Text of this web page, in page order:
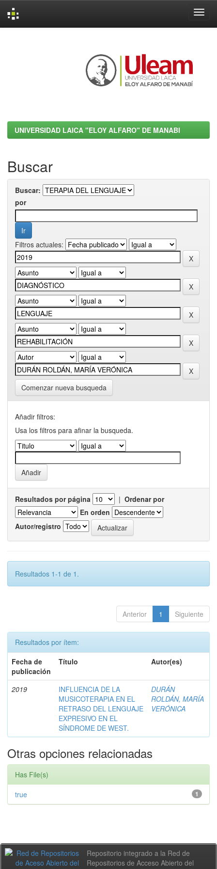
UNIVERSIDAD LAICA "ELOY ALFARO" DE MANABI
Buscar
Buscar:
por
Filtros actuales:
Comenzar nueva busqueda
Añadir filtros:
Usa los filtros para afinar la busqueda.
Resultados por página | Ordenar por
En orden
Autor/registro
Resultados 1-1 de 1.
Anterior 1 Siguiente
Resultados por ítem:
Fecha de
publicación
Título Autor(es)
2019
INFLUENCIA DE LA
MUSICOTERAPIA EN EL
RETRASO DEL LENGUAJE
EXPRESIVO EN EL
SÍNDROME DE WEST.
DURÁN
ROLDÁN, MARÍA
VERÓNICA
Otras opciones relacionadas
Has File(s)
1
true
Repositorio integrado a la Red de
Repositorios de Acceso Abierto del